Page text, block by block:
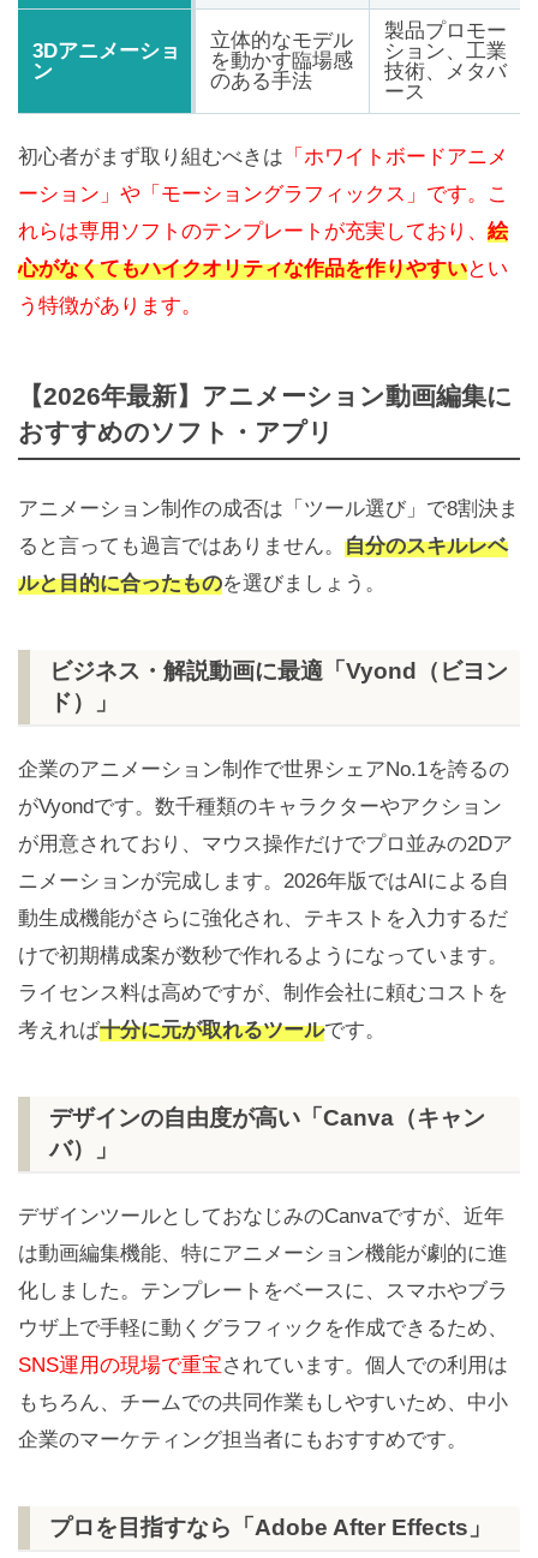
3Dアニメーショ
ン
立体的なモデル
を動かす臨場感
のある手法
製品プロモー
ション、工業
技術、メタバ
ース
初心者がまず取り組むべきは 「ホワイトボードアニメ
ーション」や「モーショングラフィックス」です。こ
れらは専用ソフトのテンプレートが充実しており、 絵
心がなくてもハイクオリティな作品を作りやすいとい
う特徴があります。
【2026年最新】アニメーション動画編集に
おすすめのソフト・アプリ
アニメーション制作の成否は「ツール選び」で8割決ま
ると言っても過言ではありません。 自分のスキルレベ
ルと目的に合ったものを選びましょう。
ビジネス・解説動画に最適「Vyond（ビヨン
ド）」
企業のアニメーション制作で世界シェアNo.1を誇るの
がVyondです。数千種類のキャラクターやアクション
が用意されており、マウス操作だけでプロ並みの2Dア
ニメーションが完成します。2026年版ではAIによる自
動生成機能がさらに強化され、テキストを入力するだ
けで初期構成案が数秒で作れるようになっています。
ライセンス料は高めですが、制作会社に頼むコストを
考えれば十分に元が取れるツールです。
デザインの自由度が高い「Canva（キャン
バ）」
デザインツールとしておなじみのCanvaですが、近年
は動画編集機能、特にアニメーション機能が劇的に進
化しました。テンプレートをベースに、スマホやブラ
ウザ上で手軽に動くグラフィックを作成できるため、
SNS運用の現場で重宝されています。個人での利用は
もちろん、チームでの共同作業もしやすいため、中小
企業のマーケティング担当者にもおすすめです。
プロを目指すなら「Adobe After Effects」